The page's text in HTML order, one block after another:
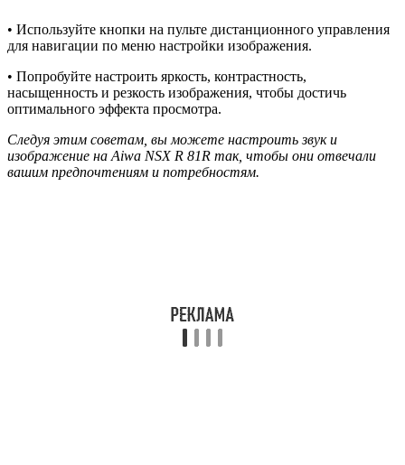
• Используйте кнопки на пульте дистанционного управления
для навигации по меню настройки изображения.
• Попробуйте настроить яркость, контрастность,
насыщенность и резкость изображения, чтобы достичь
оптимального эффекта просмотра.
Следуя этим советам, вы можете настроить звук и
изображение на Aiwa NSX R 81R так, чтобы они отвечали
вашим предпочтениям и потребностям.